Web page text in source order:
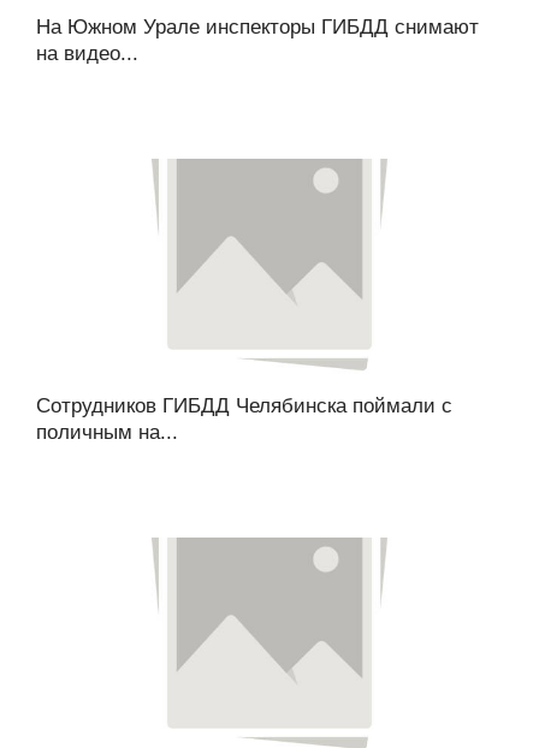
На Южном Урале инспекторы ГИБДД снимают
на видео...
Сотрудников ГИБДД Челябинска поймали с
поличным на...